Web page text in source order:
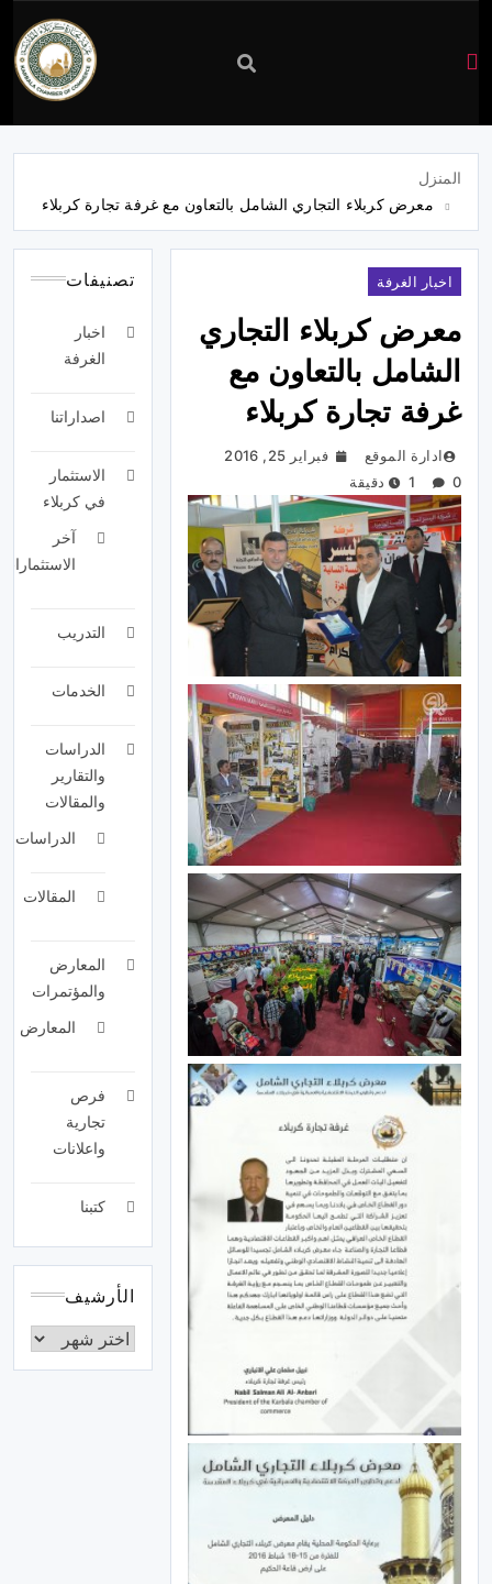
غرفة
كربلاء
المنزل
معرض كربلاء التجاري الشامل بالتعاون مع غرفة تجارة كربلاء
اخبار الغرفة
معرض كربلاء التجاري
الشامل بالتعاون مع
غرفة تجارة كربلاء
ادارة الموقع
فبراير 25, 2016
0
1 دقيقة
تصنيفات
اخبار
الغرفة
اصداراتنا
الاستثمار
في كربلاء
آخر
الاستثمارات
التدريب
الخدمات
الدراسات
والتقارير
والمقالات
الدراسات
المقالات
المعارض
والمؤتمرات
المعارض
فرص
تجارية
واعلانات
كتبنا
الأرشيف